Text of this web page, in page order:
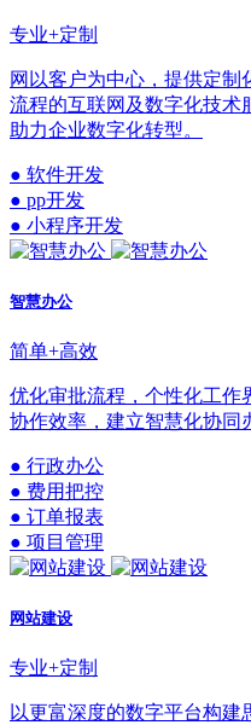
专业+定制
网以客户为中心，提供定制
流程的互联网及数字化技术
助力企业数字化转型。
● 软件开发
● pp开发
● 小程序开发
智慧办公
简单+高效
优化审批流程，个性化工作
协作效率，建立智慧化协同
● 行政办公
● 费用把控
● 订单报表
● 项目管理
网站建设
专业+定制
以更富深度的数字平台构建